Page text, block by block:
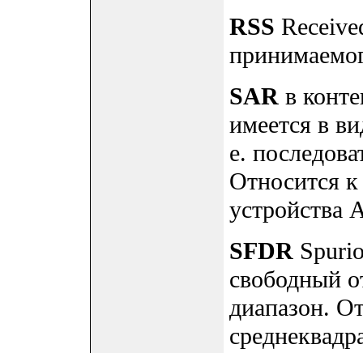
RSS
SAR в
имеется в
е.
Относится к
SFDR
свободный
диапазон.